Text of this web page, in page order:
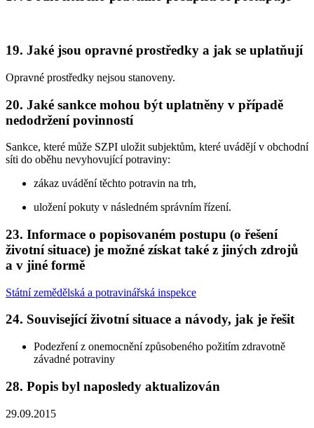
19. Jaké jsou opravné prostředky a jak se uplatňují
Opravné prostředky nejsou stanoveny.
20. Jaké sankce mohou být uplatněny v případě
nedodržení povinností
Sankce, které může SZPI uložit subjektům, které uvádějí v obchodní
síti do oběhu nevyhovující potraviny:
zákaz uvádění těchto potravin na trh,
uložení pokuty v následném správním řízení.
23. Informace o popisovaném postupu (o řešení
životní situace) je možné získat také z jiných zdrojů
a v jiné formě
Státní zemědělská a potravinářská inspekce
24. Související životní situace a návody, jak je řešit
Podezření z onemocnění způsobeného požitím zdravotně
závadné potraviny
28. Popis byl naposledy aktualizován
29.09.2015